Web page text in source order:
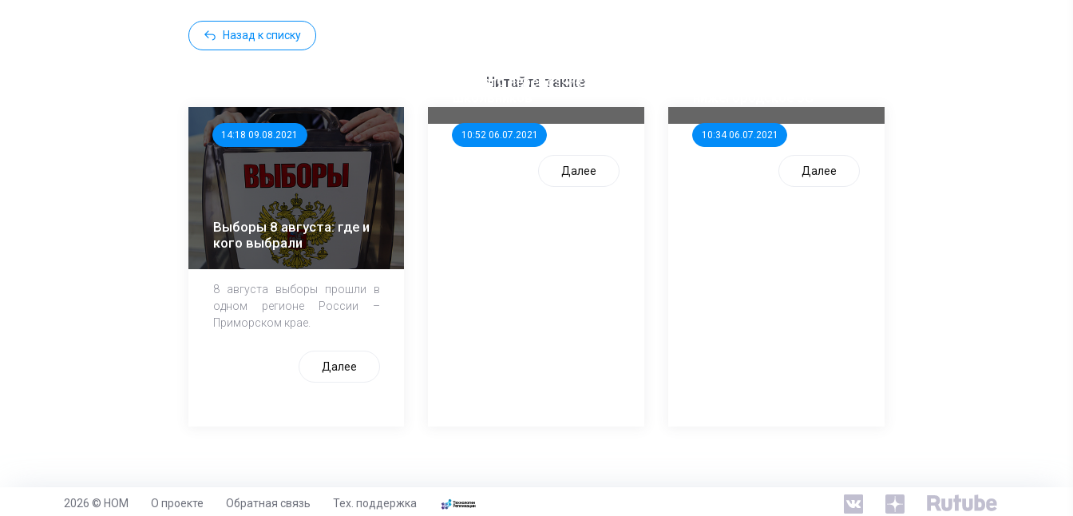
Назад к списку
Читайте также
14:18 09.08.2021
Выборы 8 августа: где и
кого выбрали
8 августа выборы прошли в
одном регионе России –
Приморском крае.
Далее
10:52 06.07.2021
единого перевозчика для
Далее
10:34 06.07.2021
Далее
https://www.high-endrolex.com/26
2026 © НОМ О проекте Обратная связь Тех. поддержка